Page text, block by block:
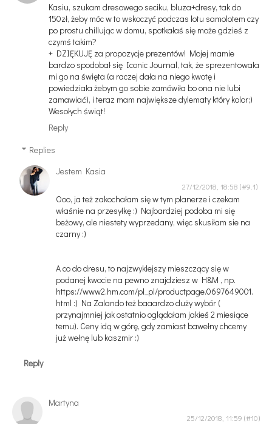
Kasiu, szukam dresowego seciku, bluza+dresy, tak do
150zł, żeby móc w to wskoczyć podczas lotu samolotem czy
po prostu chillując w domu, spotkałaś się może gdzieś z
czymś takim?
+ DZIĘKUJĘ za propozycje prezentów! Mojej mamie
bardzo spodobał się Iconic Journal, tak, że sprezentowała
mi go na święta (a raczej dała na niego kwotę i
powiedziała żebym go sobie zamówiła bo ona nie lubi
zamawiać), i teraz mam największe dylematy który kolor;)
Wesołych świąt!
Reply
Replies
Jestem Kasia
27/12/2018, 18:58
Ooo, ja też zakochałam się w tym planerze i czekam
właśnie na przesyłkę :) Najbardziej podoba mi się
beżowy, ale niestety wyprzedany, więc skusiłam sie na
czarny :)
A co do dresu, to najzwyklejszy mieszczący się w
podanej kwocie na pewno znajdziesz w H&M , np.
https://www2.hm.com/pl_pl/productpage.0697649001.
html :) Na Zalando też baaardzo duży wybór (
przynajmniej jak ostatnio oglądałam jakieś 2 miesiące
temu). Ceny idą w górę, gdy zamiast bawełny chcemy
już wełnę lub kaszmir :)
Reply
Martyna
25/12/2018, 11:59